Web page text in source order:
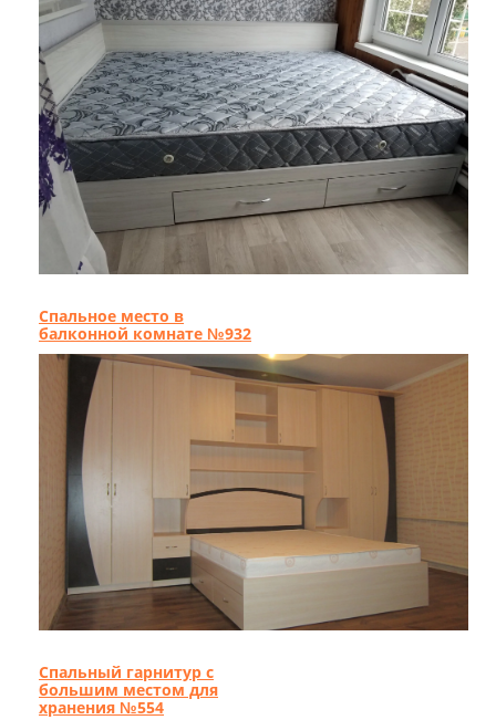
Спальное место в
балконной комнате №932
Спальный гарнитур с
большим местом для
хранения №554